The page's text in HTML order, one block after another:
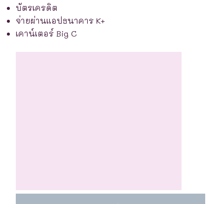
บัตรเครดิต
จ่ายผ่านแอปธนาคาร K+
เคาน์เตอร์ Big C